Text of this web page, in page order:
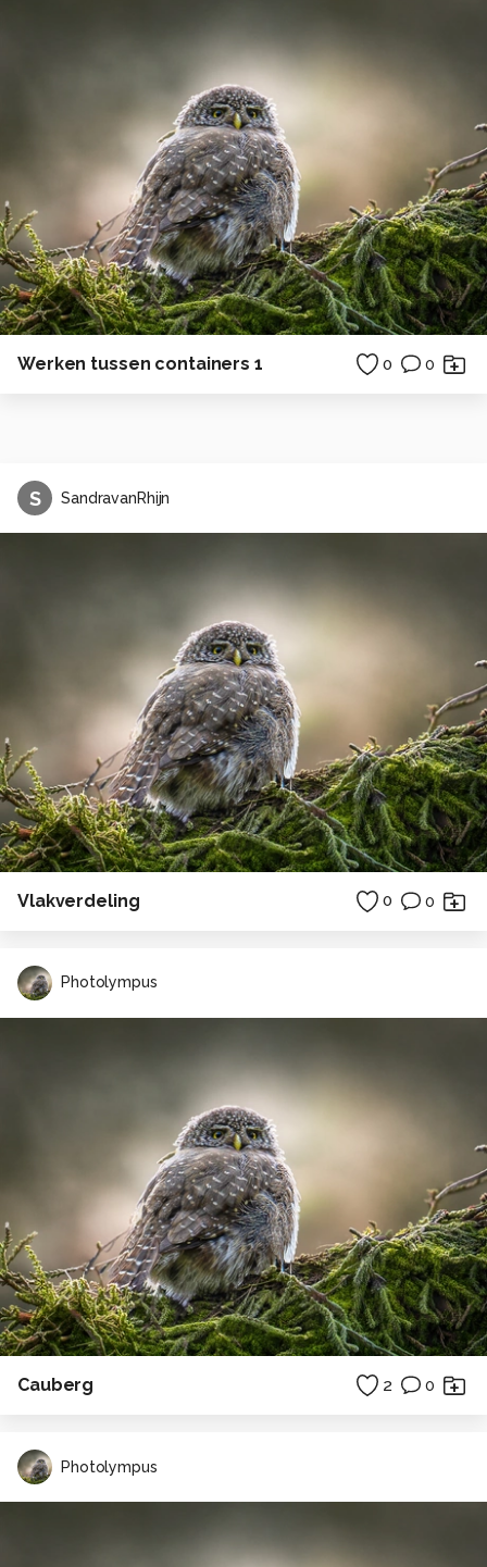
Werken tussen containers 1 0 0
S SandravanRhijn
Vlakverdeling 0 0
Photolympus
Cauberg 2 0
Photolympus